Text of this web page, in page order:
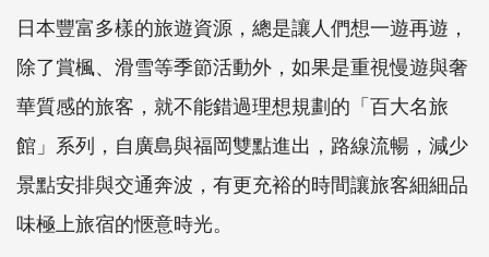
日本豐富多樣的旅遊資源，總是讓人們想一遊再遊，
除了賞楓、滑雪等季節活動外，如果是重視慢遊與奢
華質感的旅客，就不能錯過理想規劃的「百大名旅
館」系列，自廣島與福岡雙點進出，路線流暢，減少
景點安排與交通奔波，有更充裕的時間讓旅客細細品
味極上旅宿的愜意時光。